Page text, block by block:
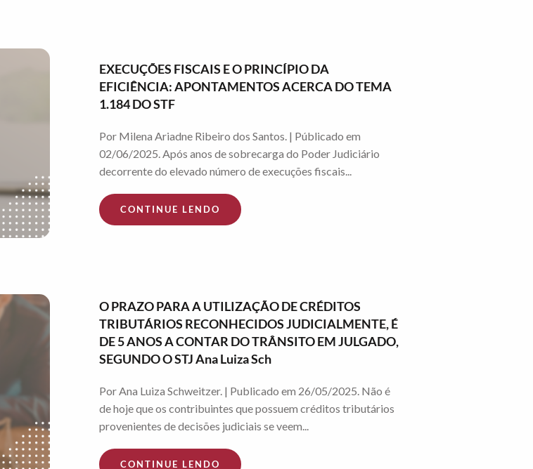
EXECUÇÕES FISCAIS E O PRINCÍPIO DA
EFICIÊNCIA: APONTAMENTOS ACERCA DO TEMA
1.184 DO STF
Por Milena Ariadne Ribeiro dos Santos. | Públicado em
02/06/2025. Após anos de sobrecarga do Poder Judiciário
decorrente do elevado número de execuções fiscais...
CONTINUE LENDO
O PRAZO PARA A UTILIZAÇÃO DE CRÉDITOS
TRIBUTÁRIOS RECONHECIDOS JUDICIALMENTE, É
DE 5 ANOS A CONTAR DO TRÂNSITO EM JULGADO,
SEGUNDO O STJ Ana Luiza Sch
Por Ana Luiza Schweitzer. | Publicado em 26/05/2025. Não é
de hoje que os contribuintes que possuem créditos tributários
provenientes de decisões judiciais se veem...
CONTINUE LENDO